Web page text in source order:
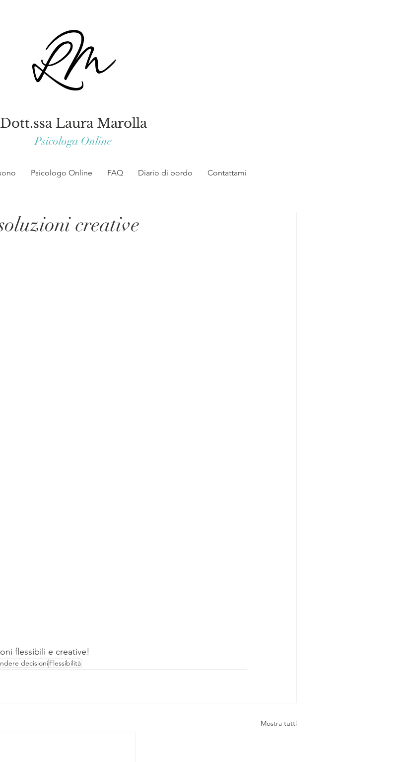
Dott.ssa Laura Marolla
Psicologa Online
Psicologo Online FAQ Diario di bordo Contattami
creative
flessibili e creative!
decisioniFlessibilità
Mostra tutti